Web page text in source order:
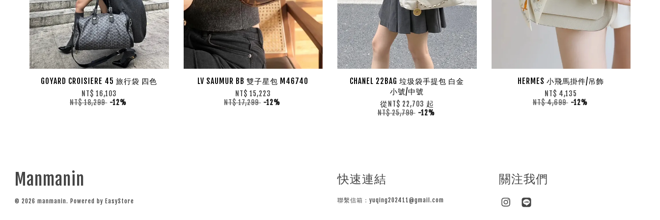
GOYARD CROISIERE 45 旅行袋 四色
NT$ 16,103
NT$ 18,299 -12%
LV SAUMUR BB 雙子星包 M46740
NT$ 15,223
NT$ 17,299 -12%
CHANEL 22BAG 垃圾袋手提包 白金
小號/中號
從 NT$ 22,703 起
NT$ 25,799 -12%
HERMES 小飛馬掛件/吊飾
NT$ 4,135
NT$ 4,699 -12%
Manmanin
© 2026 manmanin. Powered by EasyStore
快速連結
聯繫信箱：yuqing202411@gmail.com
關注我們
Instagram